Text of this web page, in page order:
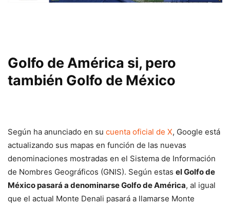
Golfo de América si, pero
también Golfo de México
Según ha anunciado en su cuenta oficial de X, Google está
actualizando sus mapas en función de las nuevas
denominaciones mostradas en el Sistema de Información
de Nombres Geográficos (GNIS). Según estas el Golfo de
México pasará a denominarse Golfo de América, al igual
que el actual Monte Denali pasará a llamarse Monte